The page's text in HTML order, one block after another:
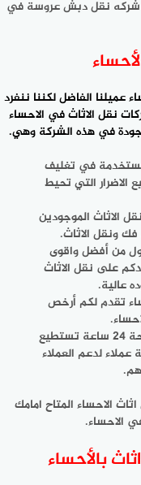
نقل دبش عروسة في
عميلنا الفاضل لكننا ننفرد
نقل الاثاث في الاحساء
في هذه الشركة وهي.
في تغليف
الاضرار التي تحيط
الاثاث الموجودين
ونقل الاثاث.
من أفضل واقوى
على نقل الاثاث
عالية.
تقدم لكم أرخص
كما ان شركة نقل عفش بالأحساء مفتوحة 24 ساعة تستطيع
لدعم العملاء
الاحساء المتاح امامك
الاحساء.
بالأحساء